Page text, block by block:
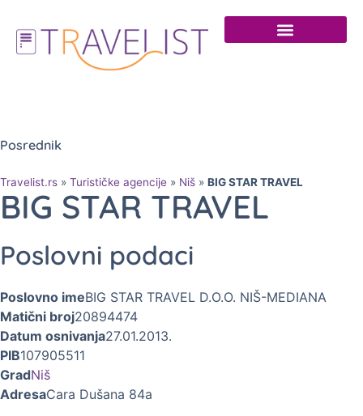
Posrednik
Travelist.rs » Turističke agencije » Niš » BIG STAR TRAVEL
BIG STAR TRAVEL
Poslovni podaci
Poslovno imeBIG STAR TRAVEL D.O.O. NIŠ-MEDIANA
Matični broj20894474
Datum osnivanja27.01.2013.
PIB107905511
GradNiš
AdresaCara Dušana 84a